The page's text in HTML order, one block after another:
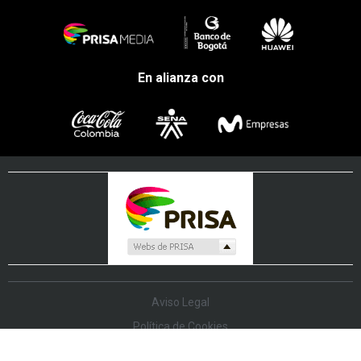
En alianza con
Aviso Legal
Política de Cookies